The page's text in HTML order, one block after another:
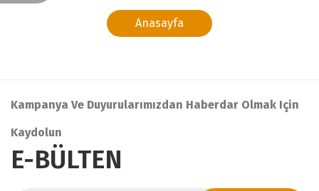
Anasayfa
Kampanya Ve Duyurularımızdan Haberdar Olmak Için
Kaydolun
E-BÜLTEN